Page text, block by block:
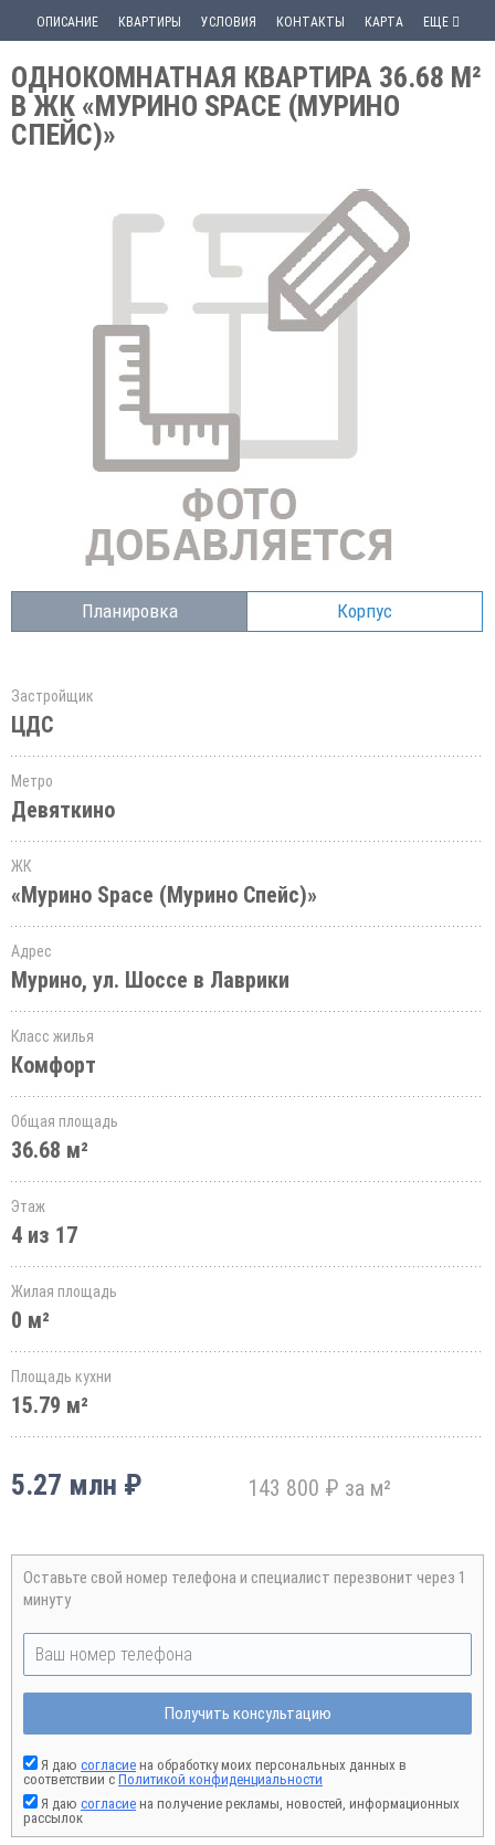
ОПИСАНИЕ КВАРТИРЫ УСЛОВИЯ КОНТАКТЫ КАРТА ЕЩЕ
ОДНОКОМНАТНАЯ КВАРТИРА 36.68 М²
В ЖК «МУРИНО SPACE (МУРИНО
СПЕЙС)»
Планировка Корпус
Застройщик
ЦДС
Метро
Девяткино
ЖК
«Мурино Space (Мурино Спейс)»
Адрес
Мурино, ул. Шоссе в Лаврики
Класс жилья
Комфорт
Общая площадь
36.68 м²
Этаж
4 из 17
Жилая площадь
0 м²
Площадь кухни
15.79 м²
5.27 млн ₽ 143 800 ₽ за м²
Оставьте свой номер телефона и специалист перезвонит через 1
минуту
Получить консультацию
Я даю согласие на обработку моих персональных данных в
соответствии с Политикой конфиденциальности
Я даю согласие на получение рекламы, новостей, информационных
рассылок